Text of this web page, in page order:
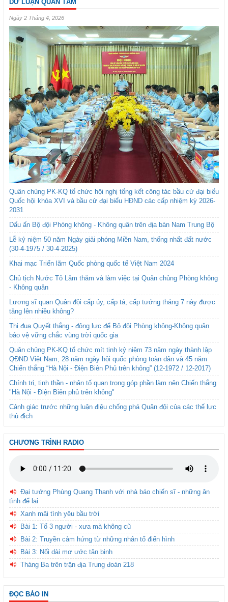
DƯ LUẬN QUAN TÂM
Ngày 2 Tháng 4, 2026
Quân chủng PK-KQ tổ chức hội nghị tổng kết công tác bầu cử đại biểu
Quốc hội khóa XVI và bầu cử đại biểu HĐND các cấp nhiệm kỳ 2026-
2031
Dấu ấn Bộ đội Phòng không - Không quân trên địa bàn Nam Trung Bộ
Lễ kỷ niệm 50 năm Ngày giải phóng Miền Nam, thống nhất đất nước
(30-4-1975 / 30-4-2025)
Khai mạc Triển lãm Quốc phòng quốc tế Việt Nam 2024
Chủ tịch Nước Tô Lâm thăm và làm việc tại Quân chủng Phòng không
- Không quân
Lương sĩ quan Quân đội cấp úy, cấp tá, cấp tướng tháng 7 này được
tăng lên nhiều không?
Thi đua Quyết thắng - động lực để Bộ đội Phòng không-Không quân
bảo vệ vững chắc vùng trời quốc gia
Quân chủng PK-KQ tổ chức mít tinh kỷ niệm 73 năm ngày thành lập
QĐND Việt Nam, 28 năm ngày hội quốc phòng toàn dân và 45 năm
Chiến thắng “Hà Nội - Điện Biên Phủ trên không” (12-1972 / 12-2017)
Chính trị, tinh thần - nhân tố quan trọng góp phần làm nên Chiến thắng
"Hà Nội - Điện Biên phủ trên không"
Cảnh giác trước những luận điệu chống phá Quân đội của các thế lực
thù địch
CHƯƠNG TRÌNH RADIO
Đại tướng Phùng Quang Thanh với nhà báo chiến sĩ - những ân
tình để lại
Xanh mãi tình yêu bầu trời
Bài 1: Tổ 3 người - xưa mà không cũ
Bài 2: Truyền cảm hứng từ những nhân tố điển hình
Bài 3: Nối dài mơ ước tân binh
Tháng Ba trên trận địa Trung đoàn 218
ĐỌC BÁO IN